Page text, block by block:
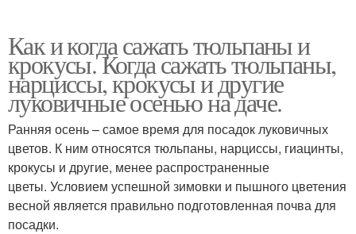
Как и когда сажать тюльпаны и
крокусы. Когда сажать тюльпаны,
нарциссы, крокусы и другие
луковичные осенью на даче.
Ранняя осень – самое время для посадок луковичных
цветов. К ним относятся тюльпаны, нарциссы, гиацинты,
крокусы и другие, менее распространенные
цветы. Условием успешной зимовки и пышного цветения
весной является правильно подготовленная почва для
посадки.